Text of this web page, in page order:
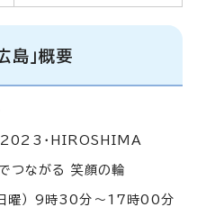
」概要
2023・HIROSHIMA
つながる 笑顔の輪
） 9時30分～17時00分